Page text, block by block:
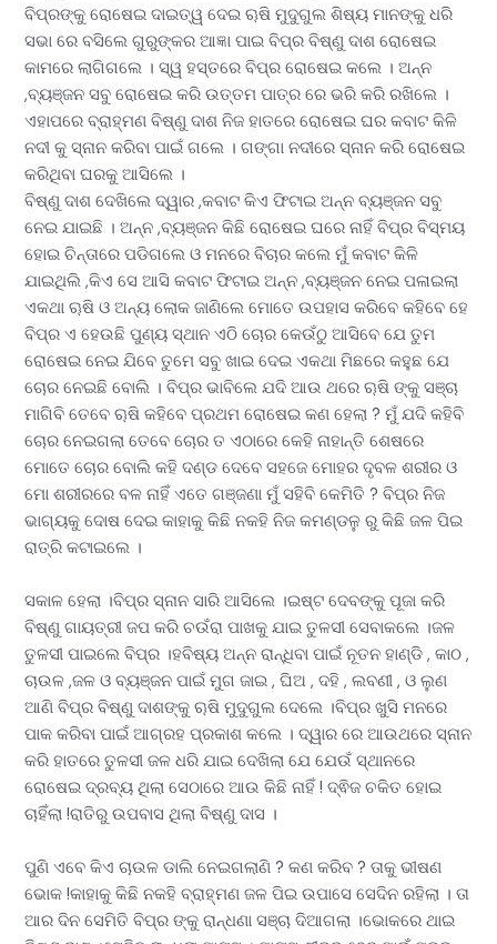
ବିପ୍ରଙ୍କୁ ରୋଷେଇ ଦାଇତ୍ୱ ଦେଇ ୠଷି ମୁଦୁଗୁଲ ଶିଷ୍ୟ ମାନଙ୍କୁ ଧରି
ସଭା ରେ ବସିଲେ ଗୁରୁଙ୍କର ଆଜ୍ଞା ପାଇ ବିପ୍ର ବିଷ୍ଣୁ ଦାଶ ରୋଷେଇ
କାମରେ ଲାଗିଗଲେ । ସ୍ୱ ହସ୍ତରେ ବିପ୍ର ରୋଷେଇ କଲେ । ଅନ୍ନ
,ବ୍ୟଞ୍ଜନ ସବୁ ରୋଷେଇ କରି ଉତ୍ତମ ପାତ୍ର ରେ ଭରି କରି ରଖିଲେ ।
ଏହାପରେ ବ୍ରାହ୍ମଣ ବିଷ୍ଣୁ ଦାଶ ନିଜ ହାତରେ ରୋଷେଇ ଘର କବାଟ କିଳି
ନଦୀ କୁ ସ୍ନାନ କରିବା ପାଇଁ ଗଲେ । ଗଙ୍ଗା ନଦୀରେ ସ୍ନାନ କରି ରୋଷେଇ
କରିଥିବା ଘରକୁ ଆସିଲେ ।
ବିଷ୍ଣୁ ଦାଶ ଦେଖିଲେ ଦ୍ୱାର ,କବାଟ କିଏ ଫିଟାଇ ଅନ୍ନ ବ୍ୟଞ୍ଜନ ସବୁ
ନେଇ ଯାଇଛି । ଅନ୍ନ ,ବ୍ୟଞ୍ଜନ କିଛି ରୋଷେଇ ଘରେ ନାହିଁ ବିପ୍ର ବିସ୍ମୟ
ହୋଇ ଚିନ୍ତାରେ ପଡିଗଲେ ଓ ମନରେ ବିଚାର କଲେ ମୁଁ କବାଟ କିଳି
ଯାଇଥିଲି ,କିଏ ସେ ଆସି କବାଟ ଫିଟାଇ ଅନ୍ନ ,ବ୍ୟଞ୍ଜନ ନେଇ ପଳାଇଲା
ଏକଥା ୠଷି ଓ ଅନ୍ୟ ଲୋକ ଜାଣିଲେ ମୋତେ ଉପହାସ କରିବେ କହିବେ ହେ
ବିପ୍ର ଏ ହେଉଛି ପୁଣ୍ୟ ସ୍ଥାନ ଏଠି ଚୋର କେଉଁଠୁ ଆସିବେ ଯେ ତୁମ
ରୋଷେଇ ନେଇ ଯିବେ ତୁମେ ସବୁ ଖାଇ ଦେଇ ଏକଥା ମିଛରେ କହୁଛ ଯେ
ଚୋର ନେଇଛି ବୋଲି । ବିପ୍ର ଭାବିଲେ ଯଦି ଆଉ ଥରେ ୠଷି ଙ୍କୁ ସଞ୍ଚା
ମାଗିବି ତେବେ ୠଷି କହିବେ ପ୍ରଥମ ରୋଷେଇ କଣ ହେଲା ? ମୁଁ ଯଦି କହିବି
ଚୋର ନେଇଗଲା ତେବେ ଚୋର ତ ଏଠାରେ କେହି ନାହାନ୍ତି ଶେଷରେ
ମୋତେ ଚୋର ବୋଲି କହି ଦଣ୍ଡ ଦେବେ ସହଜେ ମୋହର ଦୃବଳ ଶରୀର ଓ
ମୋ ଶରୀରରେ ବଳ ନାହିଁ ଏତେ ଗଞ୍ଜଣା ମୁଁ ସହିବି କେମିତି ? ବିପ୍ର ନିଜ
ଭାଗ୍ୟକୁ ଦୋଷ ଦେଇ କାହାକୁ କିଛି ନକହି ନିଜ କମଣ୍ଡଳୁ ରୁ କିଛି ଜଳ ପିଇ
ରାତ୍ରି କଟାଇଲେ ।
ସକାଳ ହେଲା ।ବିପ୍ର ସ୍ନାନ ସାରି ଆସିଲେ ।ଇଷ୍ଟ ଦେବଙ୍କୁ ପୂଜା କରି
ବିଷ୍ଣୁ ଗାୟତ୍ରୀ ଜପ କରି ଚଉଁରା ପାଖକୁ ଯାଇ ତୁଳସୀ ସେବାକଲେ ।ଜଳ
ତୁଳସୀ ପାଇଲେ ବିପ୍ର ।ହବିଷ୍ୟ ଅନ୍ନ ରାନ୍ଧିବା ପାଇଁ ନୂତନ ହାଣ୍ଡି , କାଠ ,
ଚାଉଳ ,ଜଳ ଓ ବ୍ୟଞ୍ଜନ ପାଇଁ ମୁଗ ଜାଇ , ଘିଅ , ଦହି , ଲବଣୀ , ଓ ଲୁଣ
ଆଣି ବିପ୍ର ବିଷ୍ଣୁ ଦାଶଙ୍କୁ ୠଷି ମୁଦୁଗୁଲ ଦେଲେ ।ବିପ୍ର ଖୁସି ମନରେ
ପାକ କରିବା ପାଇଁ ଆଗ୍ରହ ପ୍ରକାଶ କଲେ । ଦ୍ୱାର ରେ ଆଉଥରେ ସ୍ନାନ
କରି ହାତରେ ତୁଳସୀ ଜଳ ଧରି ଯାଇ ଦେଖିଲା ଯେ ଯେଉଁ ସ୍ଥାନରେ
ରୋଷେଇ ଦ୍ରବ୍ୟ ଥିଲା ସେଠାରେ ଆଉ କିଛି ନାହିଁ ! ଦ୍ଵିଜ ଚକିତ ହୋଇ
ଚାହିଁଲା !ରାତିରୁ ଉପବାସ ଥିଲା ବିଷ୍ଣୁ ଦାସ ।
ପୁଣି ଏବେ କିଏ ଚାଉଳ ଡାଲି ନେଇଗଲାଣି ? କଣ କରିବ ? ତାକୁ ଭୀଷଣ
ଭୋକ !କାହାକୁ କିଛି ନକହି ବ୍ରାହ୍ମଣ ଜଳ ପିଇ ଉପାସେ ସେଦିନ ରହିଲା । ତା
ଆର ଦିନ ସେମିତି ବିପ୍ର ଙ୍କୁ ରାନ୍ଧଣା ସଞ୍ଚା ଦିଆଗଲା ।ଭୋକରେ ଥାଇ